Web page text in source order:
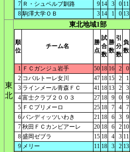
7 Ｒ・シュペルブ釧路 9 14 3 0 11
8 駒澤大学ＯＢ 3 14 1 0 13
東
北
東北地域1部
順
位
チーム名
勝
点
試
合
数
勝
数
引
分
数
負
数
1 ＦＣガンジュ岩手 50 18 16 2 0
2 コバルトーレ女川 47 18 15 2 1
3 ラインメール青森ＦＣ 41 18 13 2 3
4 富士クラブ２００３ 27 18 9 0 9
5 ＦＣプリメーロ 25 18 7 4 7
6 バンディッツいわき 21 18 6 3 9
7 秋田ＦＣカンビアーレ 20 18 6 2 10
8 盛岡ゼブラ 15 18 4 3 11
9 メリー 11 18 3 2 13